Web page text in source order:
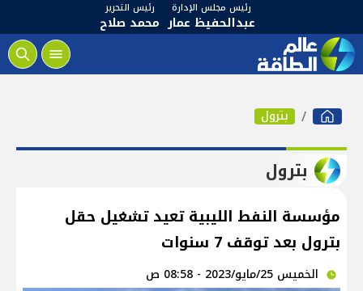
رئيس مجلس الإدارة
عبدالحفيظ عمار
رئيس التحرير
محمد صلاح
بترول
بترول
مؤسسة النفط الليبية تعيد تشغيل حقل
بترول بعد توقف 7 سنوات
الخميس 25/مايو/2023 - 08:58 ص